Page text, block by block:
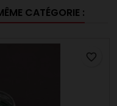
CATÉGORIE :
favorite_border